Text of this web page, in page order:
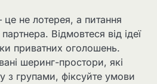
не лотерея, а питання
Відмовтеся від ідеї
приватних оголошень.
шеринг-простори, які
з групами, фіксуйте умови